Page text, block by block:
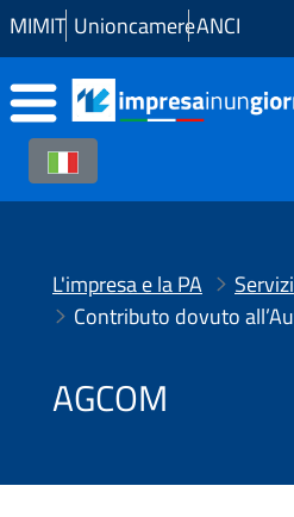
Skip to Main Content
MIMIT UnioncamereANCI
L'impresa e la PA Servizi
AGCOM